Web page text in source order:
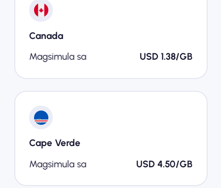
Canada
Magsimula sa
USD 1.38/GB
Cape Verde
Magsimula sa
USD 4.50/GB